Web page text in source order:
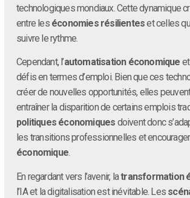
technologiques mondiaux. Cette dynamique
entre les économies résilienteset celles
suivre le rythme.
Cependant, l’automatisation économique
défis en termes d’emploi. Bien que ces
créer de nouvelles opportunités, elles
entraîner la disparition de certains emplois
politiques économiques doivent donc
les transitions professionnelles et encourager
économique.
En regardant vers l’avenir, latransformation
l’IA et la digitalisation est inévitable. Les